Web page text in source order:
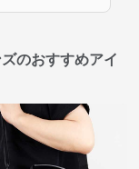
のおすすめアイ